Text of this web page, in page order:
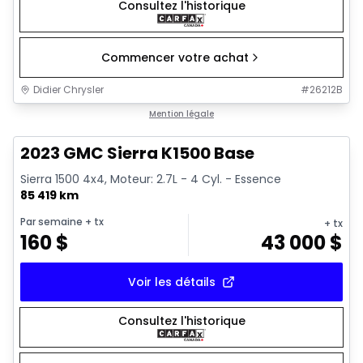
Consultez l'historique
Commencer votre achat
Didier Chrysler #26212B
Mention légale
2023 GMC Sierra K1500 Base
Sierra 1500 4x4, Moteur: 2.7L - 4 Cyl. - Essence
85 419 km
Par semaine + tx
160$
+ tx
43 000$
Voir les détails
Consultez l'historique